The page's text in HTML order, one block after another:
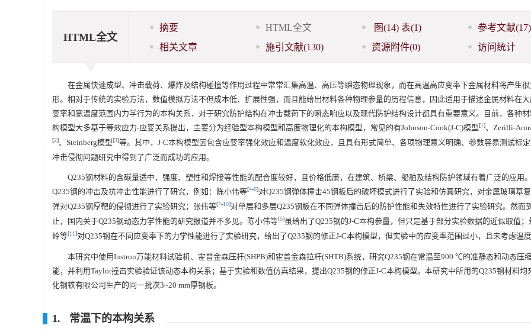
HTML全文
摘要 HTML全文 图(14) 表(1) 参考文献(17)
相关文章
施引文献(130) 资源附件(0) 访问统计
在金属快速成型、冲击载荷、爆炸及结构碰撞等作用过程中常常汇集高温、高压等瞬态物理现象，而在高温高应变率下金属材料将产生
形。相对于传统的实验方法，数值模拟方法不但成本低、扩展性强，而且能给出材料各种物理参量的历程信息，因此适用于描述金属材料在
变率和宽温度范围内力学行为的本构关系，对于研究防护结构在冲击载荷下的瞬态响应以及现代防护结构设计都具有重要意义。目前，各种
构模型大多基于等效应力-应变关系提出，主要分为经验型本构模型和高度物理化的本构模型，常见的有Johnson-Cook(J-C)模型[1]、Zerilli-
[2]、Steinberg模型[3]等。其中，J-C本构模型因包含应变率强化效应和温度软化效应，且具有形式简单、各项物理意义明确、参数容易测试标
冲击侵彻问题研究中得到了广泛而成功的应用。
Q235钢材料的含碳量适中，强度、塑性和焊接等性能的配合度较好，且价格低廉，在建筑、桥梁、船舶及结构防护领域有着广泛的应用
Q235钢的冲击及抗冲击性能进行了研究，例如：陈小伟等[4-6]对Q235钢弹体撞击45钢板后的破坏模式进行了实验和仿真研究，对金属玻璃基
弹对Q235钢厚靶的侵彻进行了实验研究；张伟等[7-10]对单层和多层Q235钢板在不同弹体撞击后的防护性能和失效特性进行了实验研究。然而
止，国内关于Q235钢动态力学性能的研究报道并不多见。陈小伟等[5]虽给出了Q235钢的J-C本构参量，但只是基于部分实验数据的近似取值
岭等[11]对Q235钢在不同应变率下的力学性能进行了实验研究，给出了Q235钢的修正J-C本构模型，但实验中的应变率范围过小，且未考虑温
本研究中使用Instron万能材料试验机、霍普金森压杆(SHPB)和霍普金森拉杆(SHTB)系统，研究Q235钢在常温至900 ℃的准静态和动态压
能，并利用Taylor撞击实验验证该动态本构关系；基于实验和数值仿真结果，提出Q235钢的修正J-C本构模型。本研究中所用的Q235钢材料均
化钢铁有限公司生产的同一批次3~20 mm厚钢板。
1. 常温下的本构关系